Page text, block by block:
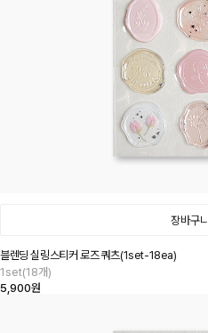
장바구니
블렌딩 실링스티커 로즈 쿼츠(1set-18ea)
1set(18개)
5,900원